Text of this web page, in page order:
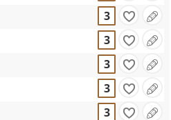
3
3
3
3
3